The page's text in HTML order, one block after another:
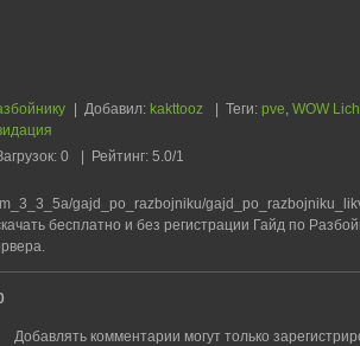
| Добавил: kakttooz | Теги: pve ,WOW
: 0 | Рейтинг: 5.0/1
gajd_po_razbojniku/
бесплатно и без регистрации Гайд по
Добавлять комментарии могут только